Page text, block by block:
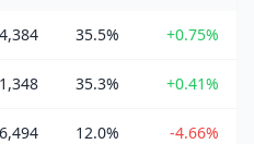
35.5% +0.75%
35.3% +0.41%
12.0% -4.66%